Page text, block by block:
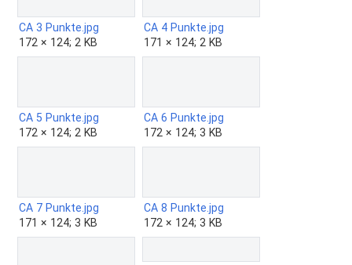
CA 3 Punkte.jpg
172 × 124; 2 KB
CA 4 Punkte.jpg
171 × 124; 2 KB
CA 5 Punkte.jpg
172 × 124; 2 KB
CA 6 Punkte.jpg
172 × 124; 3 KB
CA 7 Punkte.jpg
171 × 124; 3 KB
CA 8 Punkte.jpg
172 × 124; 3 KB